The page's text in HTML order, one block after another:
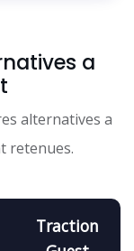
a
alternatives a
retenues.
Traction